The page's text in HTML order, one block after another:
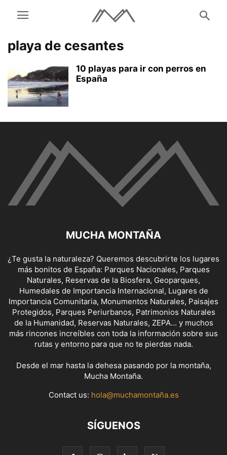
playa de cesantes
10 playas para ir con perros en
España
MUCHA MONTAÑA
¿Te gusta la naturaleza? Queremos descubrirte los lugares
más bonitos de España: Parques Nacionales, Parques
Naturales, Reservas de la Biosfera, Geoparques,
Humedales de Importancia Internacional, Lugares de
Importancia Comunitaria, Monumentos Naturales, Paisajes
Protegidos, Parques Periurbanos, Patrimonios Naturales
de la Humanidad, Reservas Naturales, ZEPA... y muchos
más rincones increíbles con toda la información sobre sus
rutas y entorno para que no te pierdas nada.
Desde el mar hasta la dehesa pasando por la montaña,
Mucha Montaña.
Contact us: hola@muchamontaña.es
SÍGUENOS